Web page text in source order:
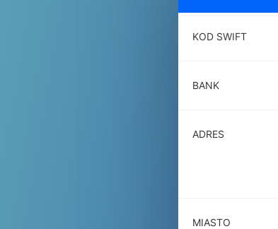
KOD SWIFT
BANK
ADRES
MIASTO